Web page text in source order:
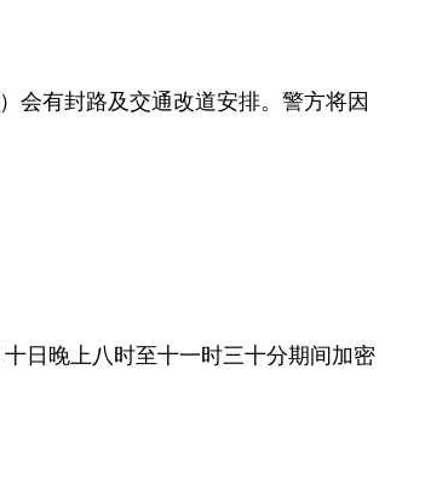
有封路及交通改道安排。警方将因
日晚上八时至十一时三十分期间加密